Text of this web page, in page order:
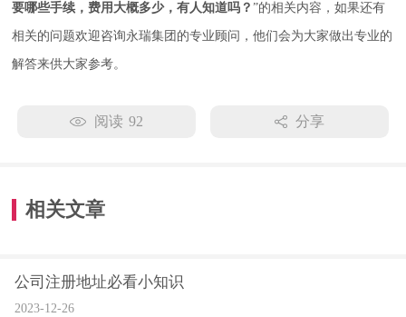
要哪些手续，费用大概多少，有人知道吗？”的相关内容，如果还有
相关的问题欢迎咨询永瑞集团的专业顾问，他们会为大家做出专业的
解答来供大家参考。
阅读 92 分享
相关文章
公司注册地址必看小知识
2023-12-26